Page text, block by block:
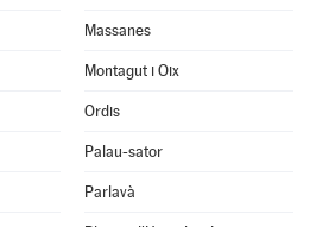
Massanes
Montagut i Oix
Ordis
Palau-sator
Parlavà